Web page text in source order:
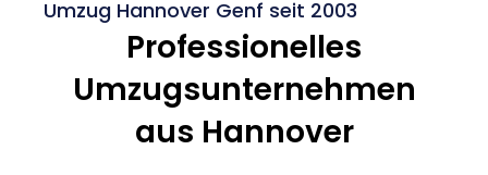
Umzug Hannover Genf seit 2003
Professionelles
Umzugsunternehmen
aus Hannover